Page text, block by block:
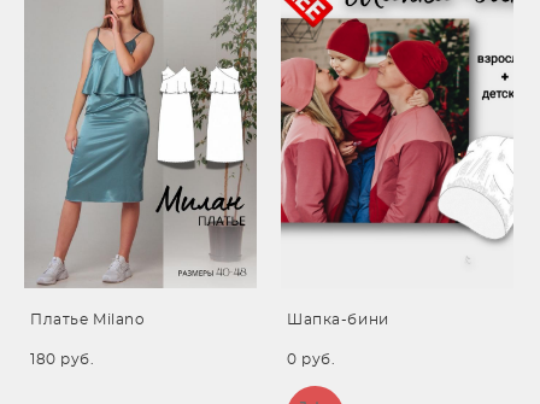
Платье Milano
180 pуб.
Шапка-бини
0 pуб.